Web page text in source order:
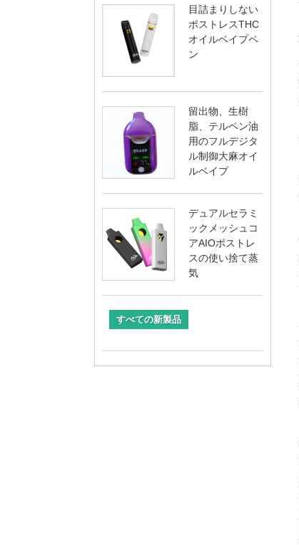
目詰まりしない
ポストレスTHC
オイルベイプペ
ン
留出物、生樹
脂、テルペン油
用のフルデジタ
ル制御大麻オイ
ルベイプ
デュアルセラミ
ックメッシュコ
アAIOポストレ
スの使い捨て蒸
気
すべての新製品